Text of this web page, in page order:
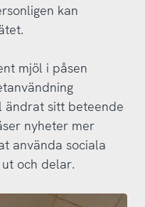
kan
mjöl i påsen
ändrat sitt beteende
nyheter mer
använda sociala
och delar.